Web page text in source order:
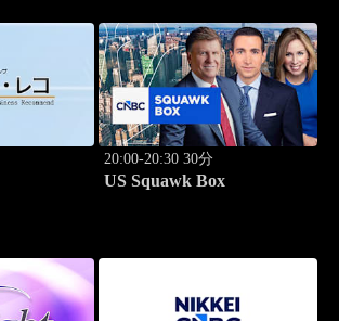
20:00-20:30 30分
US Squawk Box